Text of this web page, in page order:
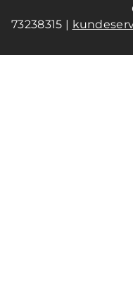
73238315 |